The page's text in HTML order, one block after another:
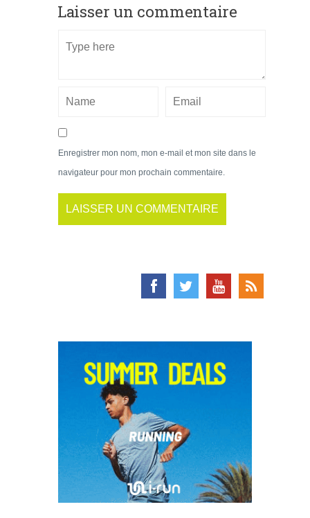
Laisser un commentaire
Enregistrer mon nom, mon e-mail et mon site dans le
navigateur pour mon prochain commentaire.